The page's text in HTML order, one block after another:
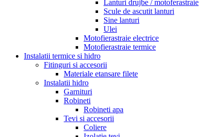
Lanturi drujbe / motoferastraie
Scule de ascutit lanturi
Sine lanturi
Ulei
Motofierastraie electrice
Motofierastraie termice
Instalatii termice si hidro
Fitinguri si accesorii
Materiale etansare filete
Instalatii hidro
Garnituri
Robineti
Robineti apa
Tevi si accesorii
Coliere